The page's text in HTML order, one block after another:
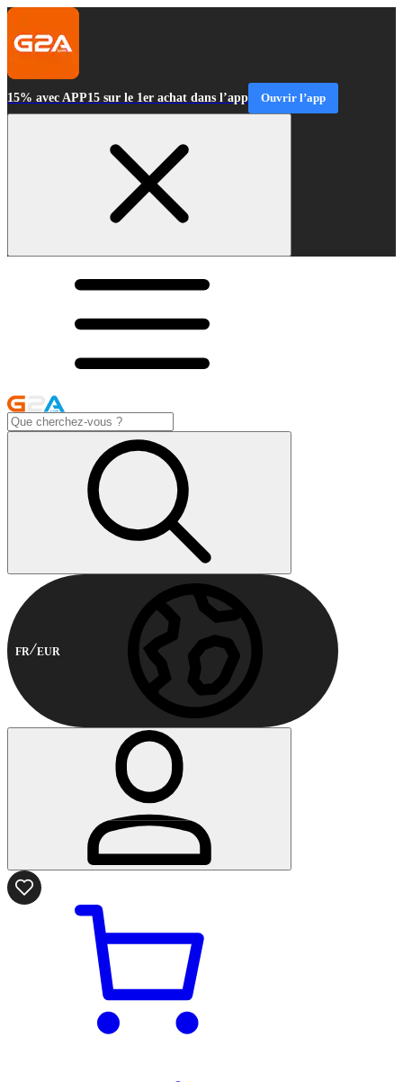
15% avec APP15 sur le 1er achat dans l’app Ouvrir l’app
FR EUR